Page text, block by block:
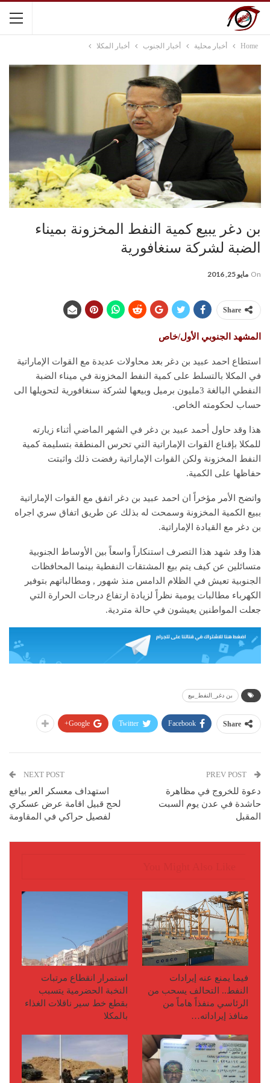
Home أخبار محلية أخبار الجنوب أخبار المكلا
بن دغر يبيع كمية النفط المخزونة بميناء
الضبة لشركة سنغافورية
On مايو 25, 2016
Share
المشهد الجنوبي الأول/خاص
استطاع احمد عبيد بن دغر بعد محاولات عديدة مع القوات الإماراتية
في المكلا بالتسلط على كمية النفط المخزونة في ميناء الضبة
النفطي البالغة 3مليون برميل وبيعها لشركة سنغافورية لتحويلها الى
حساب لحكومته الخاص.
هذا وقد حاول أحمد عبيد بن دغر في الشهر الماضي أثناء زيارته
للمكلا بإقناع القوات الإماراتية التي تحرس المنطقة بتسليمة كمية
النفط المخزونة ولكن القوات الإماراتية رفضت ذلك واثبتت
حفاظها على الكمية.
واتضح الأمر مؤخراً ان احمد عبيد بن دغر اتفق مع القوات الإماراتية
ببيع الكمية المخزونة وسمحت له بذلك عن طريق اتفاق سري اجراه
بن دغر مع القيادة الإماراتية.
هذا وقد شهد هذا التصرف استنكاراً واسعاً بين الأوساط الجنوبية
متسائلين عن كيف يتم بيع المشتقات النفطية بينما المحافظات
الجنوبية تعيش في الظلام الدامس منذ شهور , ومطالباتهم بتوفير
الكهرباء مطالبات يومية نظراً لزيادة ارتفاع درجات الحرارة التي
جعلت المواطنين يعيشون في حالة متردية.
بن دغر_النفط_بيع
Share
Facebook
Twitter
Google+
دعوة للخروج في مظاهرة
حاشدة في عدن يوم السبت
المقبل
NEXT POST
استهداف معسكر العر بيافع
لحج قبيل اقامة عرض عسكري
لفصيل حراكي في المقاومة
فيما يمنع عنه إيرادات
النفط.. التحالف يسحب من
الرئاسي منفذاً هاماً من
منافذ إيراداته…
استمرار انقطاع مرتبات
النخبة الحضرمية يتسبب
بقطع خط سير ناقلات الغذاء
بالمكلا